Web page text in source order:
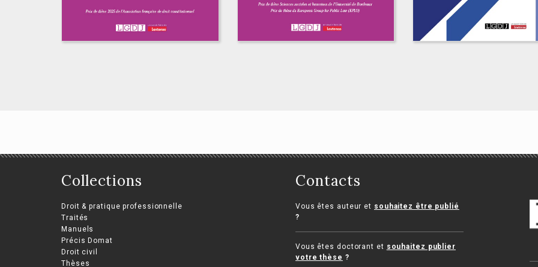
Le droit de vote aux
États-Unis
d’Amérique
Paul Langlois Deschamps
Droit public et
doctrine publiciste au
Royaume-Uni
constitutionnelle
Marcel Morabito
Collections
Droit & pratique professionnelle
Traités
Manuels
Précis Domat
Droit civil
Thèses
Contacts
Vous êtes auteur et souhaitez être publié
?
Vous êtes doctorant et souhaitez publier
votre thèse ?